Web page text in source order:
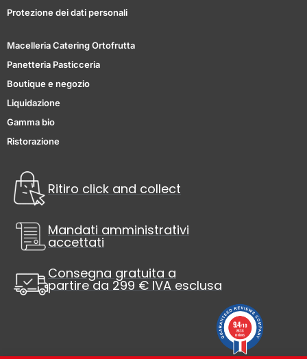
Protezione dei dati personali
Macelleria Catering Ortofrutta
Panetteria Pasticceria
Boutique e negozio
Liquidazione
Gamma bio
Ristorazione
Ritiro click and collect
Mandati amministrativi
accettati
Consegna gratuita a
partire da 299 € IVA esclusa
9.4/10
8838
reviews